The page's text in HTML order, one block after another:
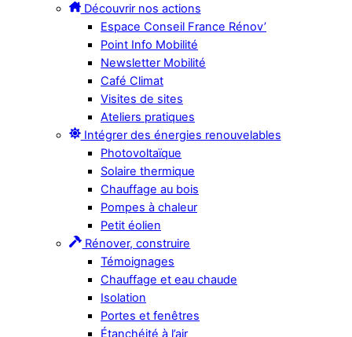
Découvrir nos actions
Espace Conseil France Rénov’
Point Info Mobilité
Newsletter Mobilité
Café Climat
Visites de sites
Ateliers pratiques
Intégrer des énergies renouvelables
Photovoltaïque
Solaire thermique
Chauffage au bois
Pompes à chaleur
Petit éolien
Rénover, construire
Témoignages
Chauffage et eau chaude
Isolation
Portes et fenêtres
Étanchéité à l’air